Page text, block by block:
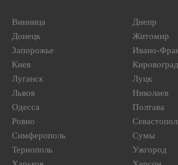
Винница
Днепр
Донецк
Житомир
Запорожье
Ивано-
Киев
Кировоград
Луганск
Луцк
Львов
Николаев
Одесса
Полтава
Ровно
Симферополь
Сумы
Тернополь
Ужгород